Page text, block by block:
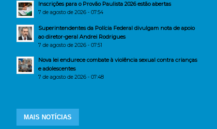
Inscrições para o Provão Paulista 2026 estão abertas
7 de agosto de 2026 - 07:54
Superintendentes da Polícia Federal divulgam nota de apoio
ao diretor-geral Andrei Rodrigues
7 de agosto de 2026 - 07:51
Nova lei endurece combate à violência sexual contra crianças
e adolescentes
7 de agosto de 2026 - 07:48
MAIS NOTÍCIAS